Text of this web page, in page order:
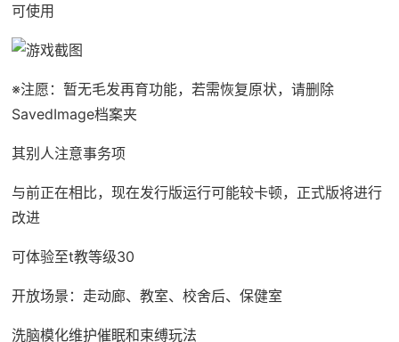
可使用
※注愿 ：暂无毛发再育功能，若需恢复原状，请删除
SavedImage档案夹
其别人注意事务项
与前正在相比，现在发行版运行可能较卡顿，正式版将进行
改进
可体验至t教等级30
开放场景：走动廊、教室、校舍后、保健室
洗脑模化维护催眠和束缚玩法